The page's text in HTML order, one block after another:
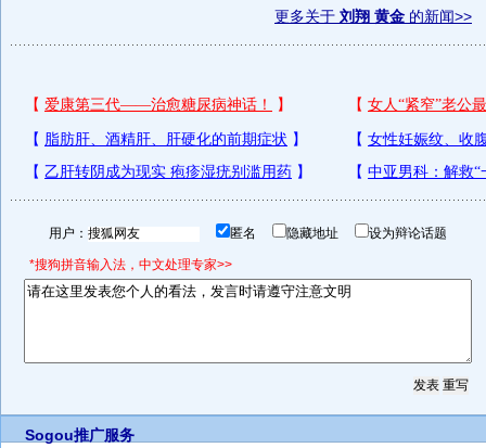
更多关于 刘翔 黄金 的新闻>>
用户： 匿名 隐藏地址 设为辩论话题
*搜狗拼音输入法，中文处理专家>>
Sogou推广服务